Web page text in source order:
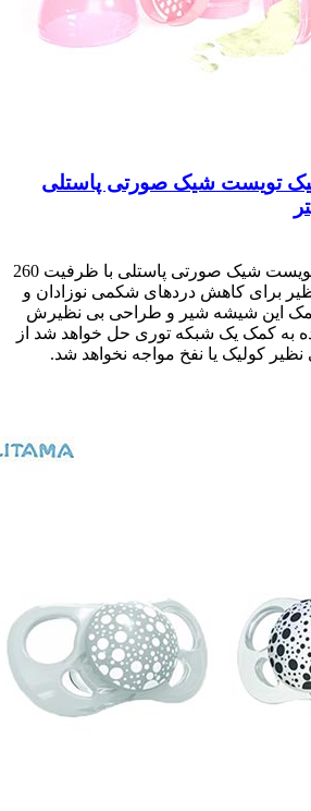
تویست شیک صورتی پاستلی
شیشه شیر آنتی کولیک تویست شیک صورتی پاستلی با ظرفیت 260
برای کاهش دردهای شکمی نوزادان و
کمک این شیشه شیر و طراحی بی نظیرش
به کمک یک شبکه توری حل خواهد شد از
نظیر کولیک یا نفخ مواجه نخواهد شد.